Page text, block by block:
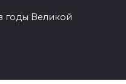
годы Великой